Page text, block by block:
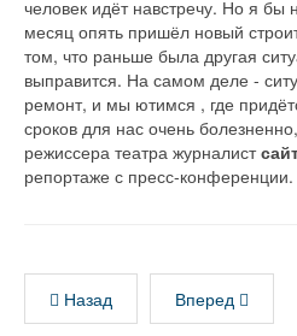
человек идёт навстречу. Но я бы
месяц опять пришёл новый
том, что раньше была другая
выправится. На самом деле -
ремонт, и мы ютимся , где
сроков для нас очень
режиссера театра журналист
репортаже с пресс-конференции.
Назад Вперед